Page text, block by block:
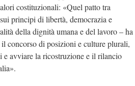
costituzionali: «Quel patto tra
principi di libertà, democrazia e
della dignità umana e del lavoro – ha
concorso di posizioni e culture plurali,
avviare la ricostruzione e il rilancio